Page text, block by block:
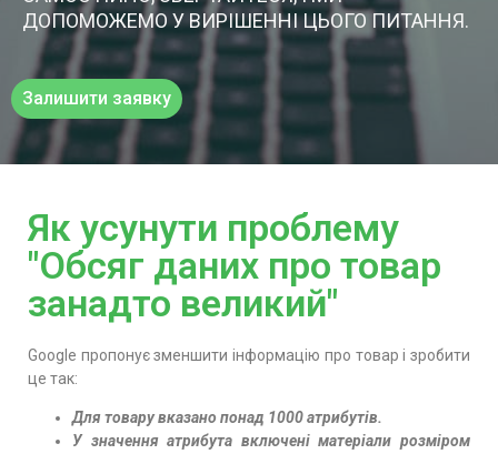
ДОПОМОЖЕМО У ВИРІШЕННІ ЦЬОГО ПИТАННЯ.
Залишити заявку
Як усунути проблему
"Обсяг даних про товар
занадто великий"
Google пропонує зменшити інформацію про товар і зробити
це так:
Для товару вказано понад 1000 атрибутів.
У значення атрибута включені матеріали розміром